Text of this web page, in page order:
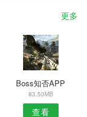
更多
Boss知否APP
83.50MB
查看